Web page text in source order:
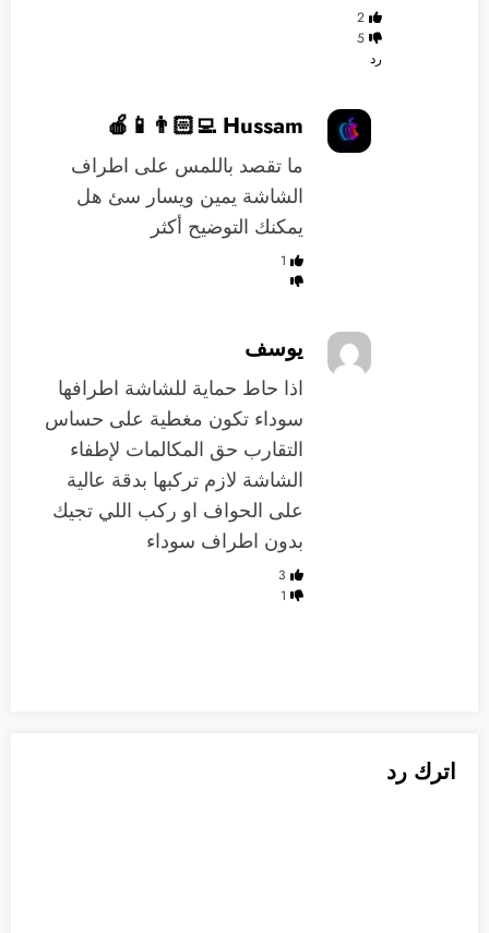
2
5
رد
Hussam 👨🏻‍💻📱🍎
ما تقصد باللمس على اطراف
الشاشة يمين ويسار سئ هل
يمكنك التوضيح أكثر
1
يوسف
اذا حاط حماية للشاشة اطرافها
سوداء تكون مغطية على حساس
التقارب حق المكالمات لإطفاء
الشاشة لازم تركبها بدقة عالية
على الحواف او ركب اللي تجيك
بدون اطراف سوداء
3
1
اترك رد